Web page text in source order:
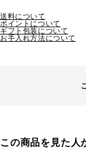
送料について
ポイントについて
ギフト包装について
お手入れ方法について
この商品を見た人